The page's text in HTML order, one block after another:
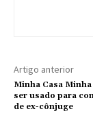
Artigo anterior
Minha Casa
ser usado para
de ex-cônjuge